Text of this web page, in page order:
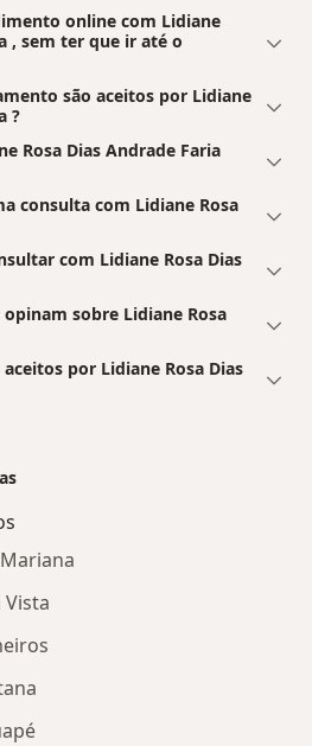
online com Lidiane
, sem ter que ir até o
são aceitos por Lidiane
?
Rosa Dias Andrade Faria
consulta com Lidiane Rosa
com Lidiane Rosa Dias
sobre Lidiane Rosa
por Lidiane Rosa Dias
Vista